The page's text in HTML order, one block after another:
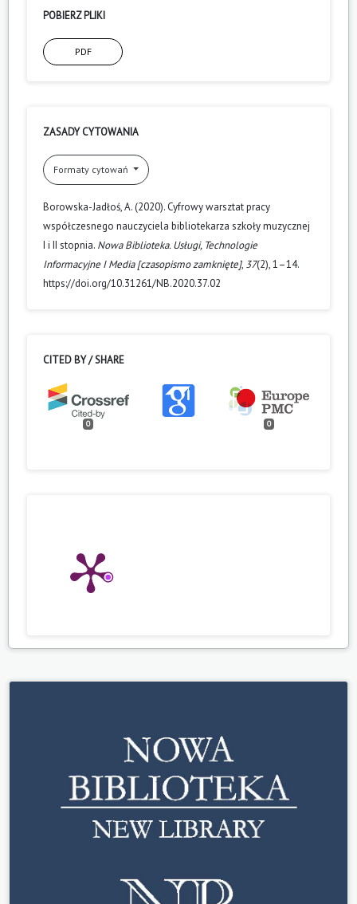
POBIERZ PLIKI
PDF
ZASADY CYTOWANIA
Formaty cytowań
Borowska-Jadłoś, A. (2020). Cyfrowy warsztat pracy
współczesnego nauczyciela bibliotekarza szkoły muzycznej
I i II stopnia. Nowa Biblioteka. Usługi, Technologie
Informacyjne I Media [czasopismo zamknięte], 37(2), 1–14.
https://doi.org/10.31261/NB.2020.37.02
CITED BY / SHARE
0 0